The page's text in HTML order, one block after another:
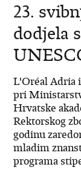
23.
dodjela
L'Oréal Adria
pri
Hrvatske
Rektorskog
godinu
mladim
programa